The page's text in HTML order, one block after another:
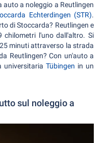
a noleggio a Reutlingen
Echterdingen (STR).
di Stoccarda? Reutlingen e
chilometri l'uno dall'altro. Si
minuti attraverso la strada
Reutlingen? Con un'auto a
universitaria Tübingen in un
sul noleggio a